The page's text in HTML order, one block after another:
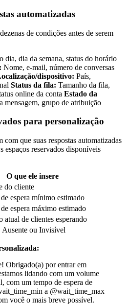
automatizadas
de condições antes de serem
dia, dia da semana, status do horário
Nome, e-mail, número de conversas
dispositivo: País,
Status da fila: Tamanho da fila,
online da conta Estado da
mensagem, grupo de atribuição
para personalização
com que suas respostas automatizadas
espaços reservados disponíveis
O que ele insere
do cliente
espera mínimo estimado
espera máximo estimado
atual de clientes esperando
Ausente ou Invisível
Obrigado(a) por entrar em
lidando com um volume
com um tempo de espera de
a @wait_time_max
você o mais breve possível.